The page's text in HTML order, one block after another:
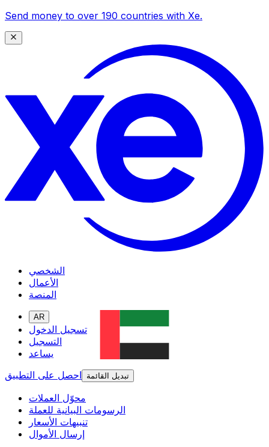
Send money to over 190 countries with Xe.
الشخصي
الأعمال
المنصة
AR
تسجيل الدخول
التسجيل
يساعد
احصل على التطبيق
تبديل القائمة
محوّل العملات
الرسومات البيانية للعملة
تنبيهات الأسعار
إرسال الأموال